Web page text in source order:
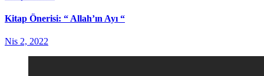
Kitap Önerisi: “ Allah’ın Ayı “
Nis 2, 2022